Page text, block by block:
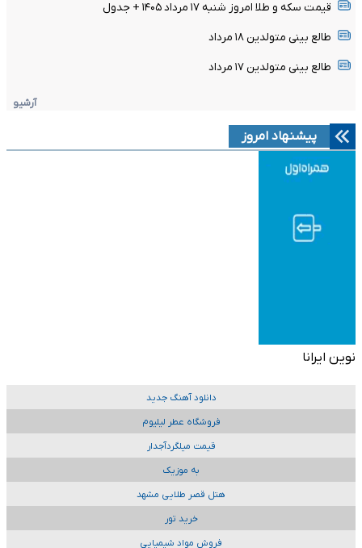
قیمت سکه و طلا امروز شنبه ۱۷ مرداد ۱۴۰۵ + جدول
طالع بینی متولدین ۱۸ مرداد
طالع بینی متولدین ۱۷ مرداد
آرشیو
پیشنهاد امروز
نوین ایرانا
دانلود آهنگ جدید
فروشگاه عطر لیلیوم
قیمت میلگردآجدار
به موزیک
هتل قصر طلایی مشهد
خرید تور
فروش مواد شیمیایی